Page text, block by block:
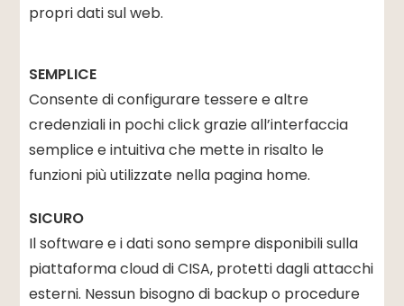
propri dati sul web.
SEMPLICE
Consente di configurare tessere e altre
credenziali in pochi click grazie all’interfaccia
semplice e intuitiva che mette in risalto le
funzioni più utilizzate nella pagina home.
SICURO
Il software e i dati sono sempre disponibili sulla
piattaforma cloud di CISA, protetti dagli attacchi
esterni. Nessun bisogno di backup o procedure